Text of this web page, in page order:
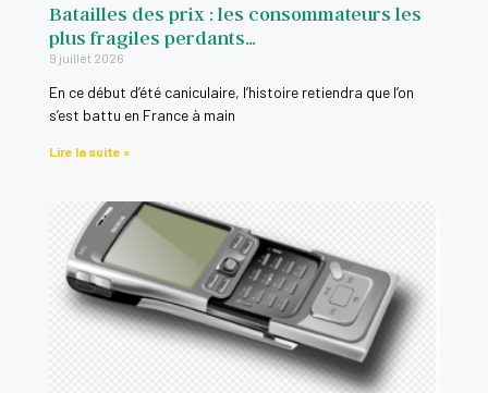
Louer un vélo électrique en toute tranquillité
Comment éviter une arnaque au faux conseiller
Ce qu'il faut savoir avant de signer un contrat
Quels sont les dédommagements en cas
Paiement fractionné : Quels sont ses avantages
Batailles des prix : les consommateurs les
plus fragiles perdants…
9 juillet 2026
En ce début d’été caniculaire, l’histoire retiendra que l’on
s’est battu en France à main
Lire la suite »